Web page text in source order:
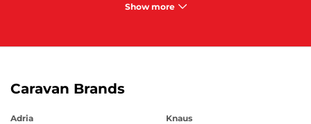
Show more
Caravan Brands
Adria
Knaus